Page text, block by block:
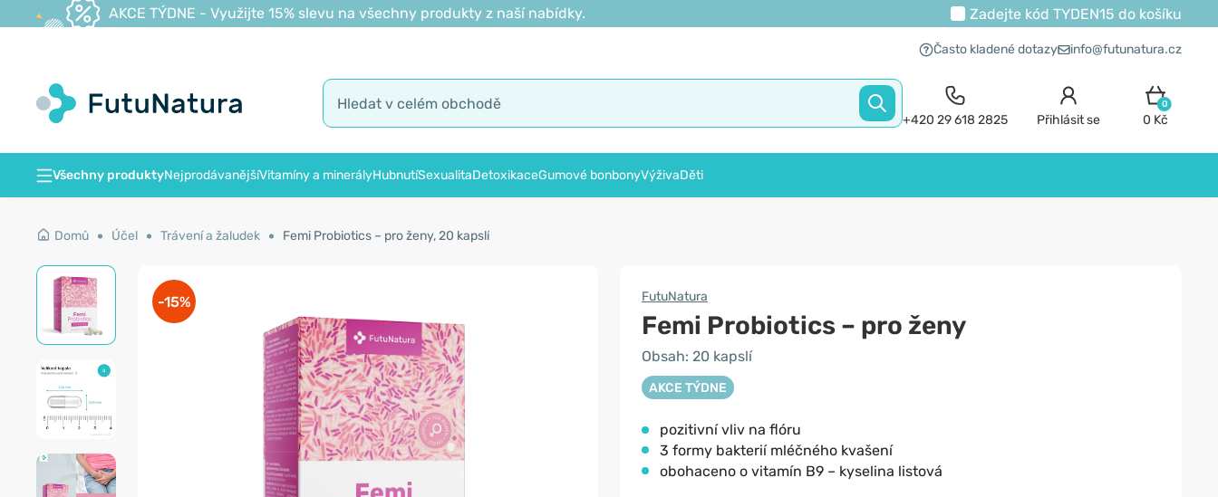
AKCE TÝDNE - Využijte 15% slevu na všechny produkty z naší nabídky. Zadejte kód TYDEN15 do košíku
Často kladené dotazy info@futunatura.cz
+420 29 618 2825 Přihlásit se
0
0 Kč
Všechny produktyNejprodávanějšíVitamíny a minerályHubnutíSexualitaDetoxikaceGumové bonbonyVýživaDěti
Domů Účel Trávení a žaludek Femi Probiotics – pro ženy, 20 kapslí
-15% FutuNatura
Femi Probiotics – pro ženy
Obsah: 20 kapslí
AKCE TÝDNE
pozitivní vliv na flóru
3 formy bakterií mléčného kvašení
obohaceno o vitamín B9 – kyselina listová